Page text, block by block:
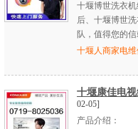
十堰博世洗衣
后、十堰博世
队，值得您的信
十堰人商家电
十堰康佳电
02-05]
产品介绍：